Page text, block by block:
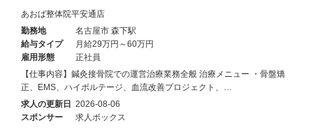
あおば整体院平安通店
勤務地
名古屋市 森下駅
給与タイプ
月給29万円～60万円
雇用形態
正社員
【仕事内容】鍼灸接骨院での運営治療業務全般 治療メニュー ・骨盤矯
正、EMS、ハイボルテージ、血流改善プロジェクト、…
求人の更新日 2026-08-06
スポンサー
求人ボックス